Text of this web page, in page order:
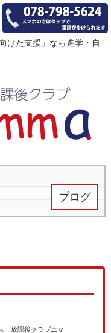
けた支援」なら進学・自
ブログ
放課後クラブエマ